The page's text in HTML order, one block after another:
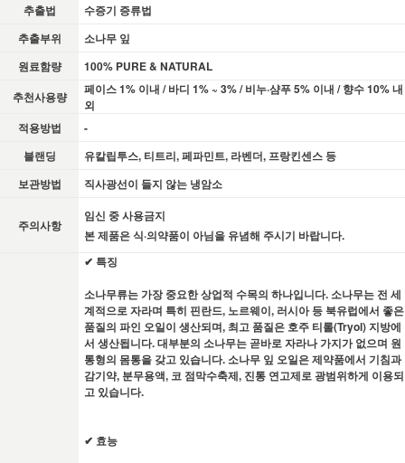
추출법
수증기 증류법
추출부위
소나무 잎
원료함량
100% PURE & NATURAL
추천사용량
페이스 1% 이내 / 바디 1% ~ 3% / 비누·샴푸 5% 이내 / 향수 10% 내
외
적용방법
-
블랜딩
유칼립투스, 티트리, 페파민트, 라벤더, 프랑킨센스 등
보관방법
직사광선이 들지 않는 냉암소
주의사항
임신 중 사용금지
본 제품은 식·의약품이 아님을 유념해 주시기 바랍니다.
✔ 특징
소나무류는 가장 중요한 상업적 수목의 하나입니다. 소나무는 전 세
계적으로 자라며 특히 핀란드, 노르웨이, 러시아 등 북유럽에서 좋은
품질의 파인 오일이 생산되며, 최고 품질은 호주 티롤(Tryol) 지방에
서 생산됩니다. 대부분의 소나무는 곧바로 자라나 가지가 없으며 원
통형의 몸통을 갖고 있습니다. 소나무 잎 오일은 제약품에서 기침과
감기약, 분무용액, 코 점막수축제, 진통 연고제로 광범위하게 이용되
고 있습니다.
✔ 효능